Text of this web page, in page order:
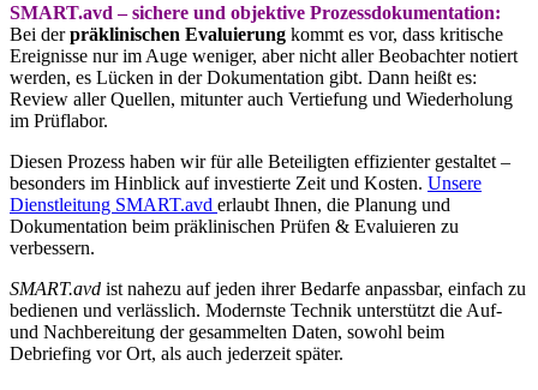
SMART.avd – sichere und objektive Prozessdokumentation:
Bei derpräklinischen Evaluierung kommt es vor, dass kritische
Ereignisse nur im Auge weniger, aber nicht aller Beobachter notiert
werden, es Lücken in der Dokumentation gibt. Dann heißt es:
Review aller Quellen, mitunter auch Vertiefung und Wiederholung
im Prüflabor.
Diesen Prozess haben wir für alle Beteiligten effizienter gestaltet –
besonders im Hinblick auf investierte Zeit und Kosten. Unsere
Dienstleitung SMART.avd erlaubt Ihnen, die Planung und
Dokumentation beim präklinischen Prüfen & Evaluieren zu
verbessern.
SMART.avd ist nahezu auf jeden ihrer Bedarfe anpassbar, einfach zu
bedienen und verlässlich. Modernste Technik unterstützt die Auf-
und Nachbereitung der gesammelten Daten, sowohl beim
Debriefing vor Ort, als auch jederzeit später.